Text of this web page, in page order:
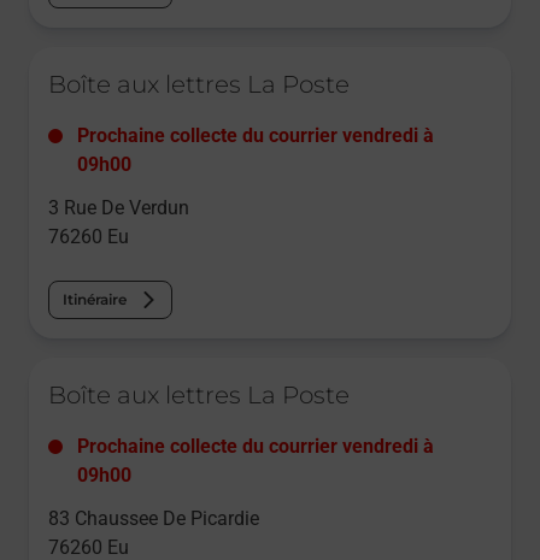
Boîte aux lettres La Poste
Prochaine collecte du courrier vendredi à
09h00
3 Rue De Verdun
76260 Eu
Itinéraire
Boîte aux lettres La Poste
Prochaine collecte du courrier vendredi à
09h00
83 Chaussee De Picardie
76260 Eu